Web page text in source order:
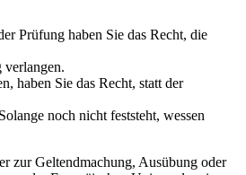
Prüfung haben Sie das Recht, die
verlangen.
haben Sie das Recht, statt der
noch nicht feststeht, wessen
zur Geltendmachung, Ausübung oder